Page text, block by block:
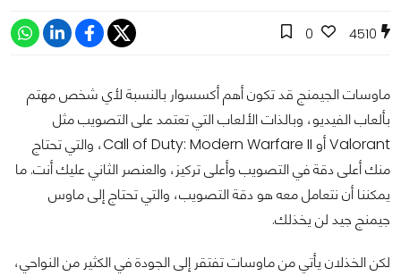
4510
0
ماوسات الجيمنج قد تكون أهم أكسسوار بالنسبة لأي شخص مهتم
بألعاب الفيديو، وبالذات الألعاب التي تعتمد على التصويب مثل
Valorant أو Call of Duty: Modern Warfare II، والتي تحتاج
منك أعلى دقة في التصويب وأعلى تركيز، والعنصر الثاني عليك أنت. ما
يمكننا أن نتعامل معه هو دقة التصويب، والتي تحتاج إلى ماوس
جيمنج جيد لن يخذلك.
لكن الخذلان يأتي من ماوسات تفتقر إلى الجودة في الكثير من النواحي،